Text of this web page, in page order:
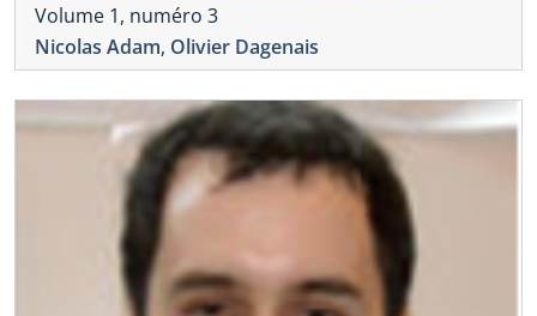
Volume 1, numéro 3
Nicolas Adam, Olivier Dagenais